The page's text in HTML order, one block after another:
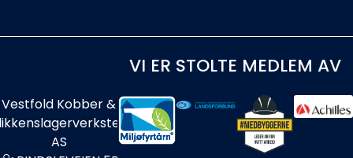
VI ER STOLTE MEDLEM AV
Vestfold Kobber &
AS